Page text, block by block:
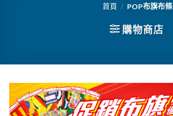
首頁 / POP布旗布條
購物商店